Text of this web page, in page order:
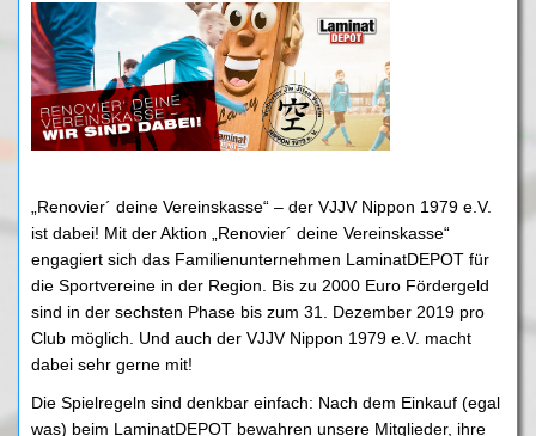
„Renovier´ deine Vereinskasse“ – der VJJV Nippon 1979 e.V.
ist dabei! Mit der Aktion „Renovier´ deine Vereinskasse“
engagiert sich das Familienunternehmen LaminatDEPOT für
die Sportvereine in der Region. Bis zu 2000 Euro Fördergeld
sind in der sechsten Phase bis zum 31. Dezember 2019 pro
Club möglich. Und auch der VJJV Nippon 1979 e.V. macht
dabei sehr gerne mit!
Die Spielregeln sind denkbar einfach: Nach dem Einkauf (egal
was) beim LaminatDEPOT bewahren unsere Mitglieder, ihre